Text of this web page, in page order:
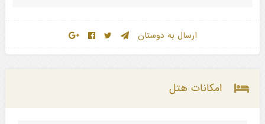
ارسال به دوستان
امکانات هتل